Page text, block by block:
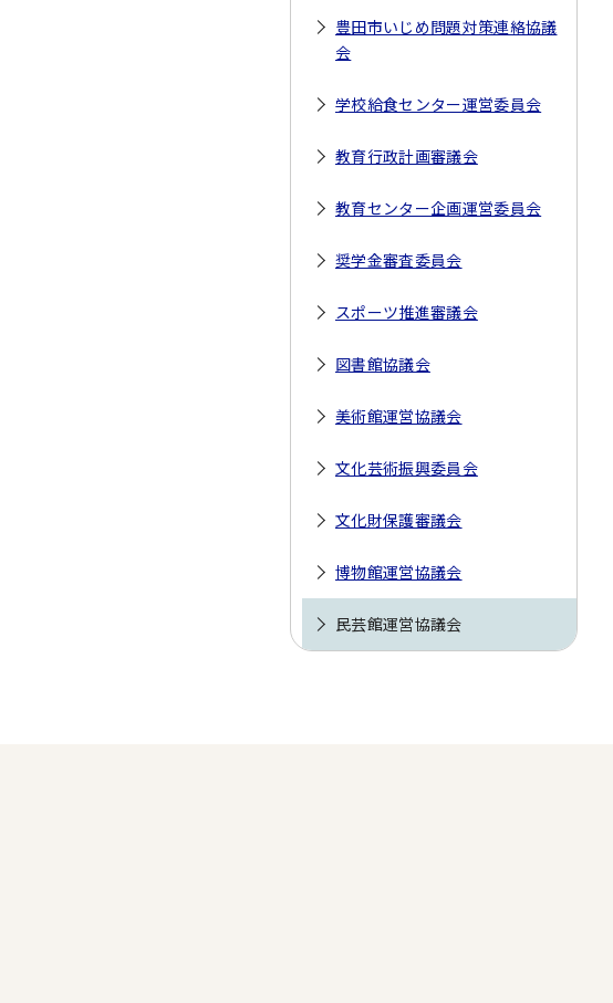
豊田市いじめ問題対策連絡協議
会
学校給食センター運営委員会
教育行政計画審議会
教育センター企画運営委員会
奨学金審査委員会
スポーツ推進審議会
図書館協議会
美術館運営協議会
文化芸術振興委員会
文化財保護審議会
博物館運営協議会
民芸館運営協議会